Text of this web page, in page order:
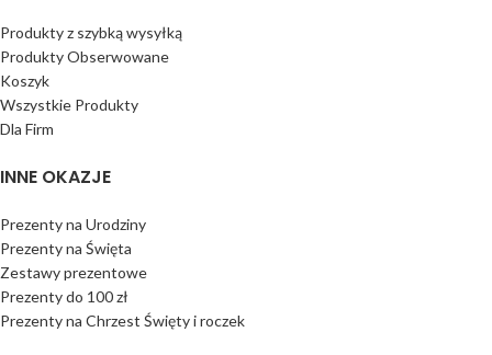
Produkty z szybką wysyłką
Produkty Obserwowane
Koszyk
Wszystkie Produkty
Dla Firm
INNE OKAZJE
Prezenty na Urodziny
Prezenty na Święta
Zestawy prezentowe
Prezenty do 100 zł
Prezenty na Chrzest Święty i roczek